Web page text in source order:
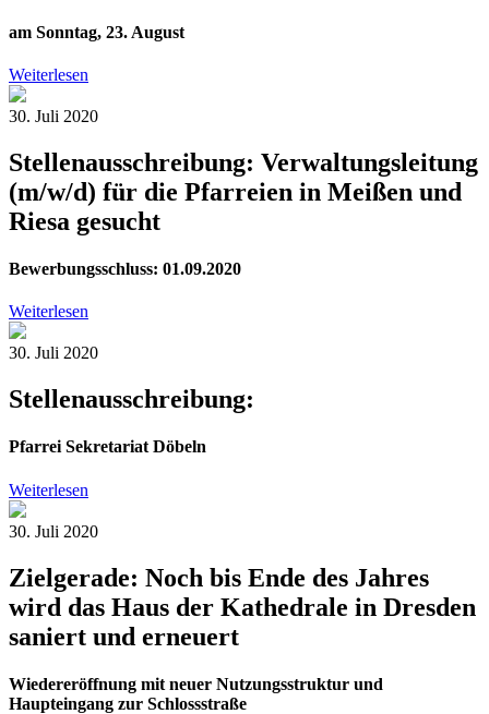
am Sonntag, 23. August
Weiterlesen
30. Juli 2020
Stellenausschreibung: Verwaltungsleitung
(m/w/d) für die Pfarreien in Meißen und
Riesa gesucht
Bewerbungsschluss: 01.09.2020
Weiterlesen
30. Juli 2020
Stellenausschreibung:
Pfarrei Sekretariat Döbeln
Weiterlesen
30. Juli 2020
Zielgerade: Noch bis Ende des Jahres
wird das Haus der Kathedrale in Dresden
saniert und erneuert
Wiedereröffnung mit neuer Nutzungsstruktur und
Haupteingang zur Schlossstraße